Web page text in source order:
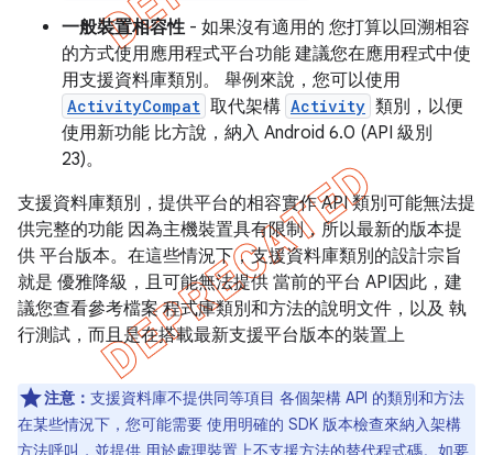
一般裝置相容性- 如果沒有適用的 您打算以回溯相容
的方式使用應用程式平台功能 建議您在應用程式中使
用支援資料庫類別。 舉例來說，您可以使用
ActivityCompat 取代架構 Activity 類別，以便
使用新功能 比方說，納入 Android 6.0 (API 級別
23)。
支援資料庫類別，提供平台的相容實作 API 類別可能無法提
供完整的功能 因為主機裝置具有限制，所以最新的版本提
供 平台版本。在這些情況下，支援資料庫類別的設計宗旨
就是 優雅降級，且可能無法提供 當前的平台 API因此，建
議您查看參考檔案 程式庫類別和方法的說明文件，以及 執
行測試，而且是在搭載最新支援平台版本的裝置上
注意： 支援資料庫不提供同等項目 各個架構 API 的類別和方法
在某些情況下，您可能需要 使用明確的 SDK 版本檢查來納入架構
方法呼叫，並提供 用於處理裝置上不支援方法的替代程式碼。如要